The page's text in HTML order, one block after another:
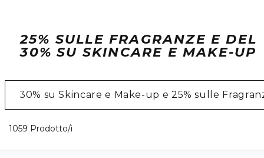
25% SULLE FRAGRANZE E DEL
30% SU SKINCARE E MAKE-UP
30% su Skincare e Make-up e 25% sulle
1059 Prodotto/i